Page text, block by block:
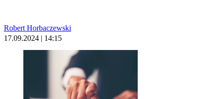
Robert Horbaczewski
17.09.2024 | 14:15